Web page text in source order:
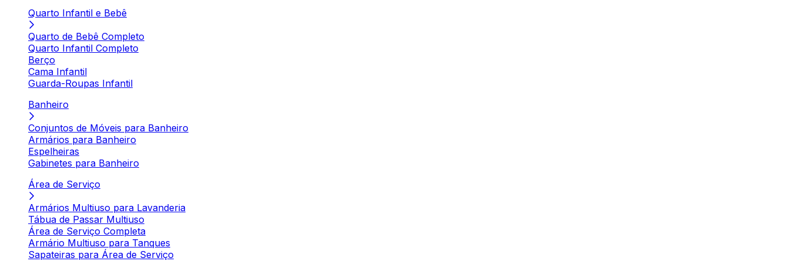
Quarto Infantil e Bebê
Quarto de Bebê Completo
Quarto Infantil Completo
Berço
Cama Infantil
Guarda-Roupas Infantil
Banheiro
Conjuntos de Móveis para Banheiro
Armários para Banheiro
Espelheiras
Gabinetes para Banheiro
Área de Serviço
Armários Multiuso para Lavanderia
Tábua de Passar Multiuso
Área de Serviço Completa
Armário Multiuso para Tanques
Sapateiras para Área de Serviço